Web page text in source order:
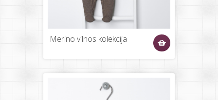
Merino vilnos kolekcija